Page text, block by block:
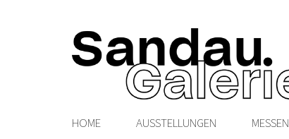
HOME AUSSTELLUNGEN MESSEN